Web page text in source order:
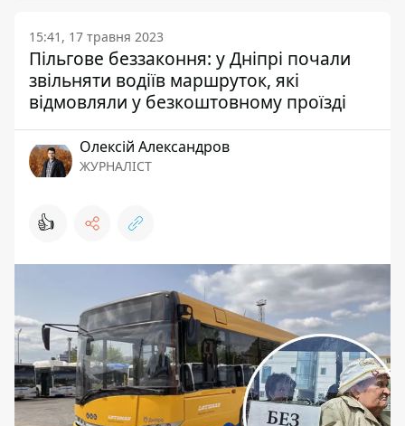
15:41, 17 травня 2023
Пільгове беззаконня: у Дніпрі почали
звільняти водіїв маршруток, які
відмовляли у безкоштовному проїзді
Олексій Александров
ЖУРНАЛІСТ
👍